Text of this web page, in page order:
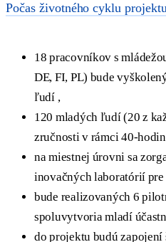
Počas životného cyklu
18 pracovníkov s
DE, FI, PL) bude
ľudí ,
120 mladých ľudí (20 z
zručnosti v rámci 40-
na miestnej úrovni sa
inovačných laboratórií
bude realizovaných 6
spoluvytvoria mladí
do projektu budú